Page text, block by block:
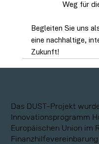
Weg für
Begleiten Sie uns
eine nachhaltige,
Zukunft!
Das DUST-Projekt
Innovationsprogramm
Europäischen Union im